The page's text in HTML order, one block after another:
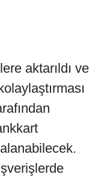
aktarıldı ve